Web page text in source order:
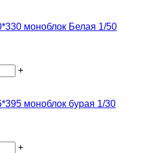
моноблок Белая 1/50
+
моноблок бурая 1/30
+